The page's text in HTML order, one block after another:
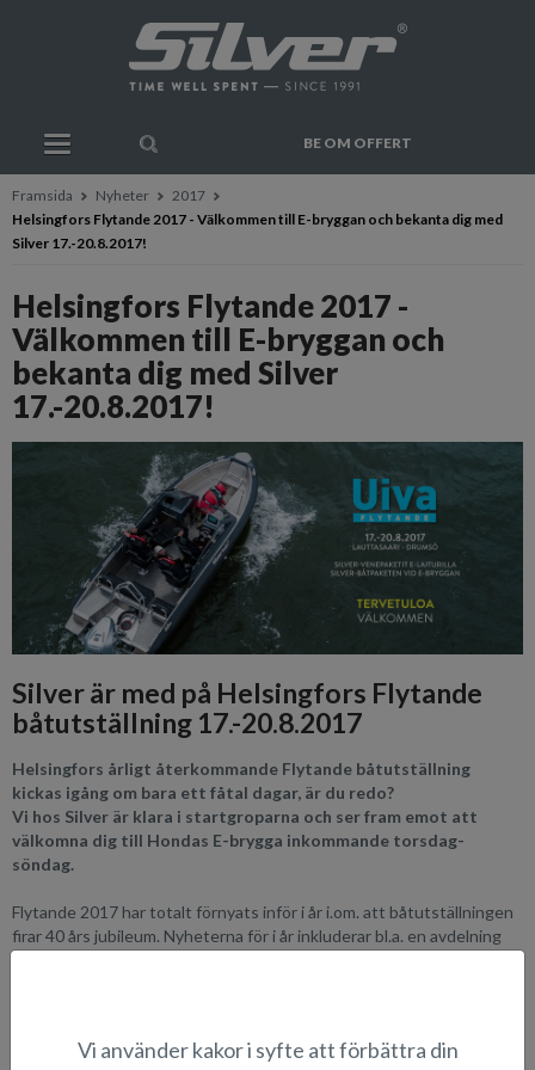
BE OM OFFERT
Framsida Nyheter
2017
Helsingfors Flytande 2017 - Välkommen till E-bryggan och bekanta dig med
Silver 17.-20.8.2017!
Helsingfors Flytande 2017 -
Välkommen till E-bryggan och
bekanta dig med Silver
17.-20.8.2017!
Silver är med på Helsingfors Flytande
båtutställning 17.-20.8.2017
Helsingfors årligt återkommande Flytande båtutställning
kickas igång om bara ett fåtal dagar, är du redo?
Vi hos Silver är klara i startgroparna och ser fram emot att
välkomna dig till Hondas E-brygga inkommande torsdag-
söndag.
Flytande 2017 har totalt förnyats inför i år i.om. att båtutställningen
firar 40 års jubileum. Nyheterna för i år inkluderar bl.a. en avdelning
evenemang för hela familjen!
Vi använder kakor i syfte att förbättra din